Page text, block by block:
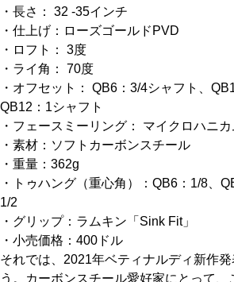
・長さ： 32 -35インチ
・仕上げ：ローズゴールドPVD
・ロフト： 3度
・ライ角： 70度
・オフセット： QB6：3/4シャフト、
QB12：1シャフト
・フェースミーリング： マイクロハニカ
・素材：ソフトカーボンスチール
・重量：362g
・トゥハング（重心角）：QB6：1/8、
1/2
・グリップ：ラムキン「Sink Fit」
・小売価格：400ドル
それでは、2021年ベティナルディ新作
う。カーボンスチール愛好家にとって、